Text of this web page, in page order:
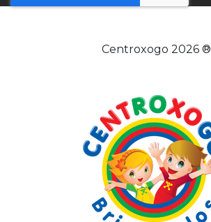
Centroxogo 2026 ®